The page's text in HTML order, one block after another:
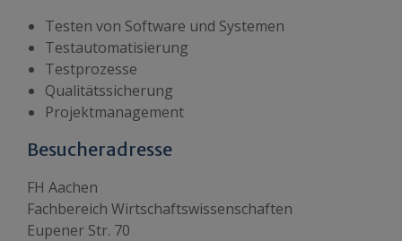
Testen von Software und Systemen
Testautomatisierung
Testprozesse
Qualitätssicherung
Projektmanagement
Besucheradresse
FH Aachen
Fachbereich Wirtschaftswissenschaften
Eupener Str. 70